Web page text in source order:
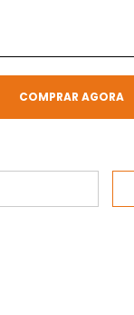
COMPRAR AGORA